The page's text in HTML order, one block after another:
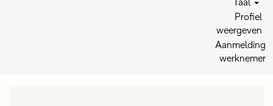
Taal
Profiel
weergeven
Aanmelding
werknemer